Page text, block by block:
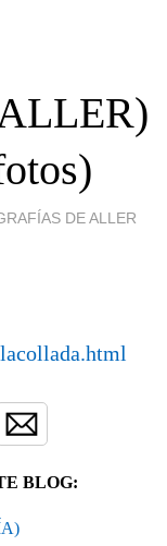
DE ALLER
BLOG: